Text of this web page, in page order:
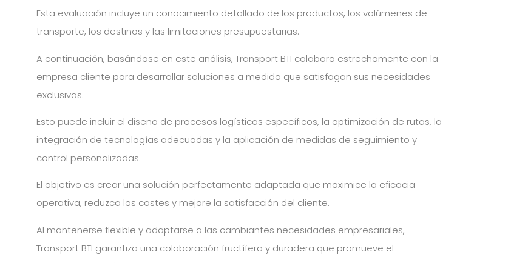
Esta evaluación incluye un conocimiento detallado de los productos, los volúmenes de
transporte, los destinos y las limitaciones presupuestarias.
A continuación, basándose en este análisis, Transport BTI colabora estrechamente con la
empresa cliente para desarrollar soluciones a medida que satisfagan sus necesidades
exclusivas.
Esto puede incluir el diseño de procesos logísticos específicos, la optimización de rutas, la
integración de tecnologías adecuadas y la aplicación de medidas de seguimiento y
control personalizadas.
El objetivo es crear una solución perfectamente adaptada que maximice la eficacia
operativa, reduzca los costes y mejore la satisfacción del cliente.
Al mantenerse flexible y adaptarse a las cambiantes necesidades empresariales,
Transport BTI garantiza una colaboración fructífera y duradera que promueve el